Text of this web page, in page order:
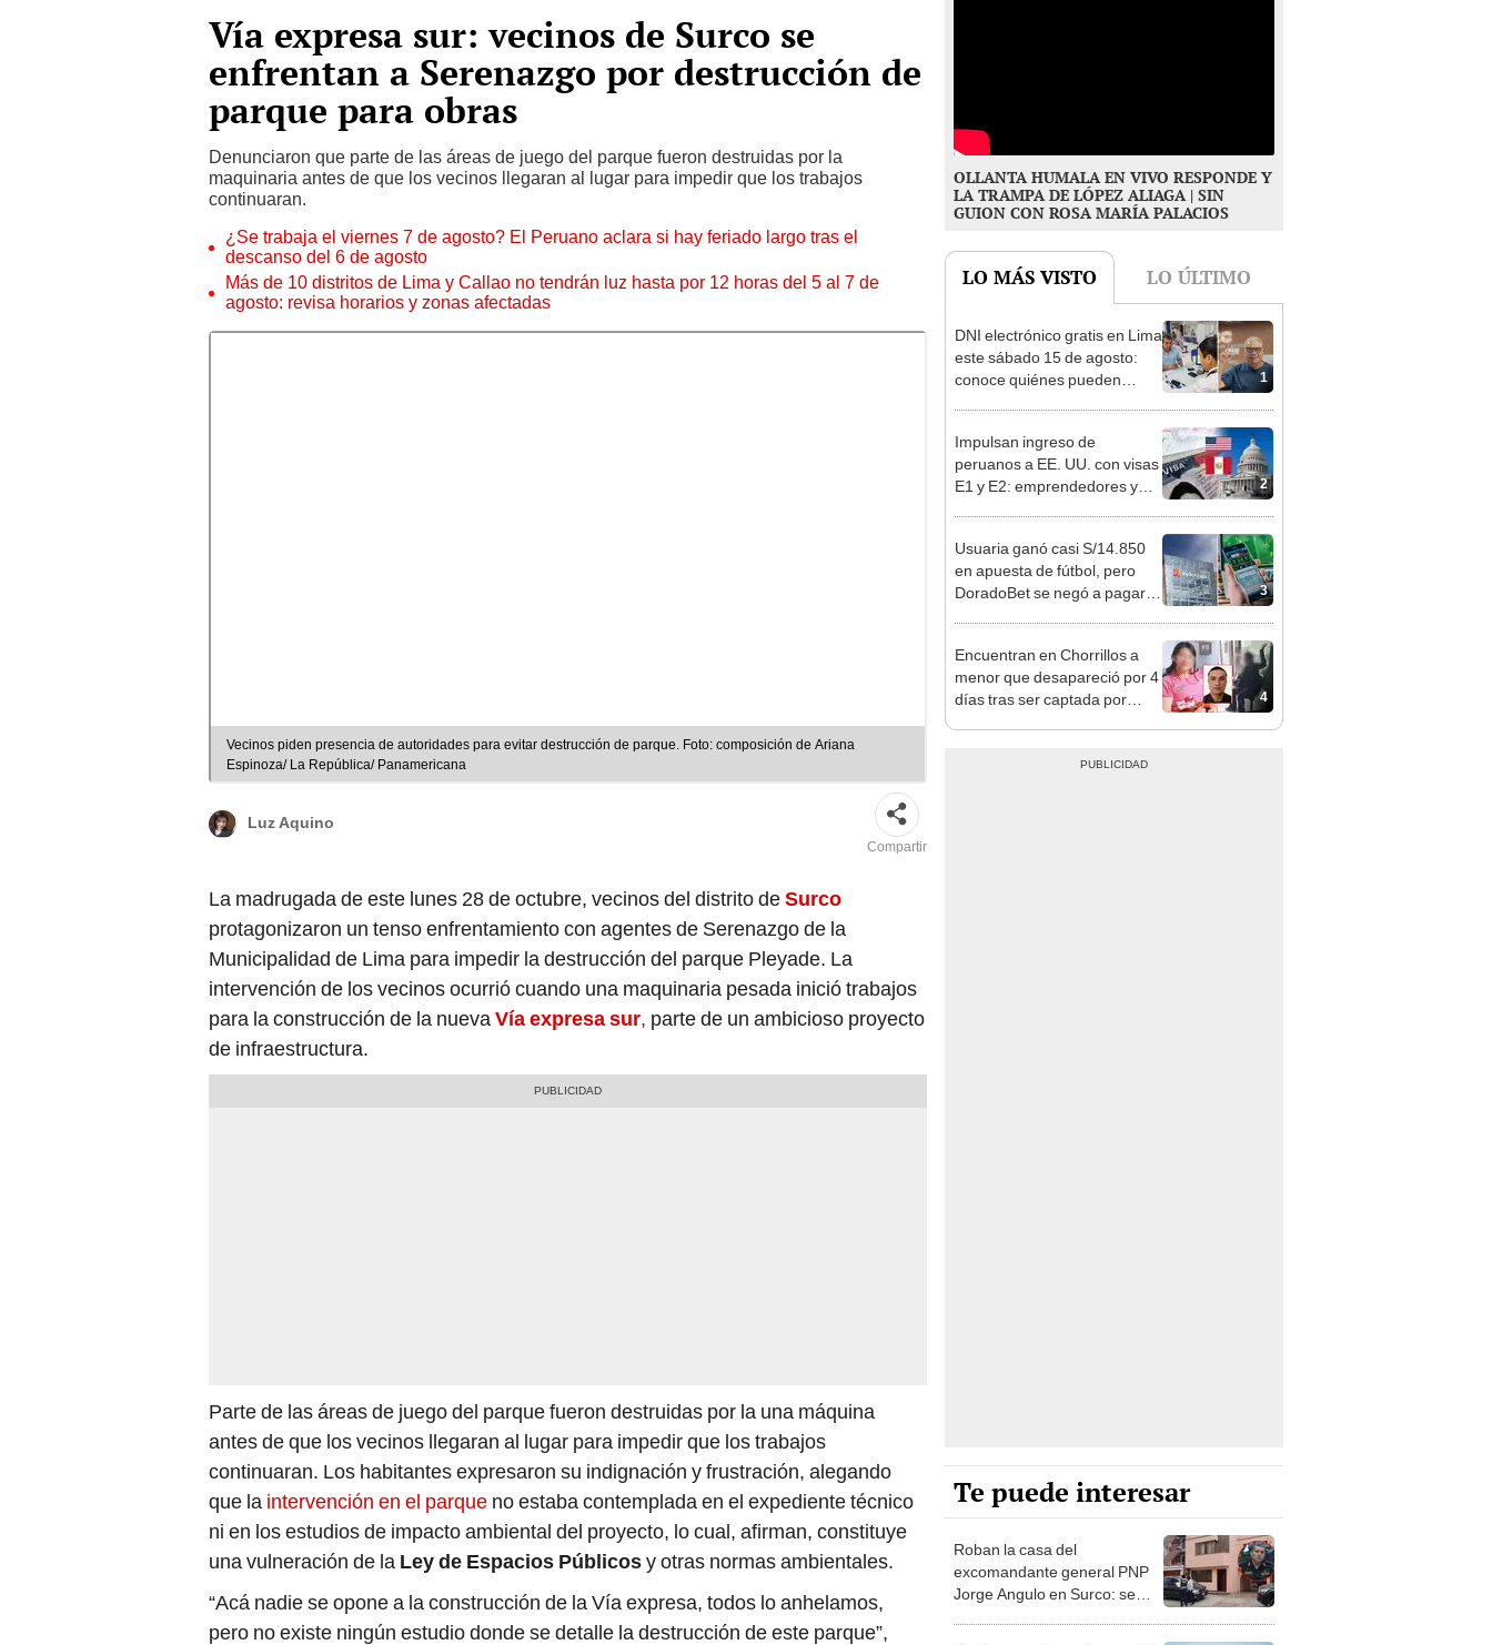
Vía expresa sur: vecinos de Surco se
enfrentan a Serenazgo por destrucción de
parque para obras
Denunciaron que parte de las áreas de juego del parque fueron destruidas por la
maquinaria antes de que los vecinos llegaran al lugar para impedir que los trabajos
continuaran.
¿Se trabaja el viernes 7 de agosto? El Peruano aclara si hay feriado largo tras el
descanso del 6 de agosto
Más de 10 distritos de Lima y Callao no tendrán luz hasta por 12 horas del 5 al 7 de
agosto: revisa horarios y zonas afectadas
Vecinos piden presencia de autoridades para evitar destrucción de parque. Foto: composición de Ariana
Espinoza/ La República/ Panamericana
Luz Aquino
Compartir
La madrugada de este lunes 28 de octubre, vecinos del distrito deSurco
protagonizaron un tenso enfrentamiento con agentes de Serenazgo de la
Municipalidad de Lima para impedir la destrucción del parque Pleyade. La
intervención de los vecinos ocurrió cuando una maquinaria pesada inició trabajos
para la construcción de la nueva Vía expresa sur, parte de un ambicioso proyecto
de infraestructura.
Parte de las áreas de juego del parque fueron destruidas por la una máquina
antes de que los vecinos llegaran al lugar para impedir que los trabajos
continuaran. Los habitantes expresaron su indignación y frustración, alegando
que la intervención en el parque no estaba contemplada en el expediente técnico
ni en los estudios de impacto ambiental del proyecto, lo cual, afirman, constituye
una vulneración de la Ley de Espacios Públicosy otras normas ambientales.
“Acá nadie se opone a la construcción de la Vía expresa, todos lo anhelamos,
pero no existe ningún estudio donde se detalle la destrucción de este parque”,
OLLANTA HUMALA EN VIVO RESPONDE Y
LA TRAMPA DE LÓPEZ ALIAGA | SIN
GUION CON ROSA MARÍA PALACIOS
LO MÁS VISTO LO ÚLTIMO
1
DNI electrónico gratis en Lima
este sábado 15 de agosto:
conoce quiénes pueden
2
Impulsan ingreso de
peruanos a EE. UU. con visas
E1 y E2: emprendedores y
3
Usuaria ganó casi S/14.850
en apuesta de fútbol, pero
DoradoBet se negó a pagar:
4
Encuentran en Chorrillos a
menor que desapareció por 4
días tras ser captada por
Te puede interesar
Roban la casa del
excomandante general PNP
Jorge Angulo en Surco: se